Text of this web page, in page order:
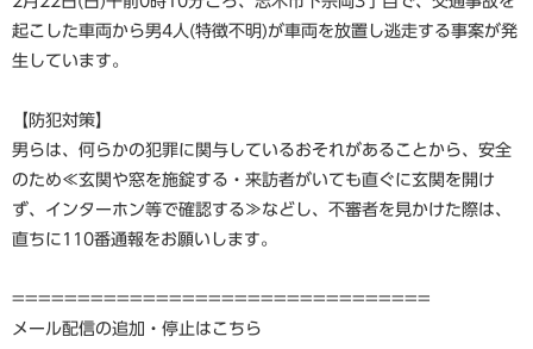
起こした車両から男4人(特徴不明)が車両を放置し逃走する事案が発
生しています。
【防犯対策】
男らは、何らかの犯罪に関与しているおそれがあることから、安全
のため≪玄関や窓を施錠する・来訪者がいても直ぐに玄関を開け
ず、インターホン等で確認する≫などし、不審者を見かけた際は、
直ちに110番通報をお願いします。
================================
メール配信の追加・停止はこちら